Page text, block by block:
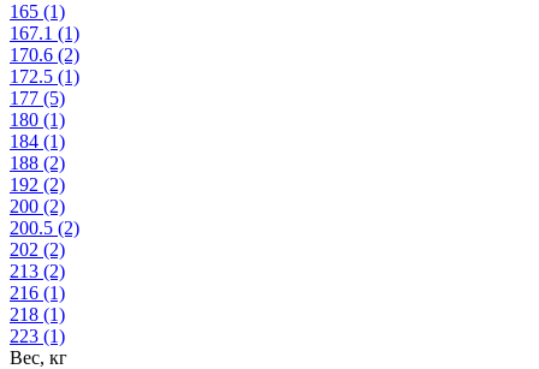
165 (1)
167.1 (1)
170.6 (2)
172.5 (1)
177 (5)
180 (1)
184 (1)
188 (2)
192 (2)
200 (2)
200.5 (2)
202 (2)
213 (2)
216 (1)
218 (1)
223 (1)
Вес, кг